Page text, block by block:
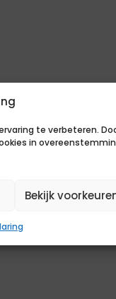
te verbeteren.
in
Bekijk